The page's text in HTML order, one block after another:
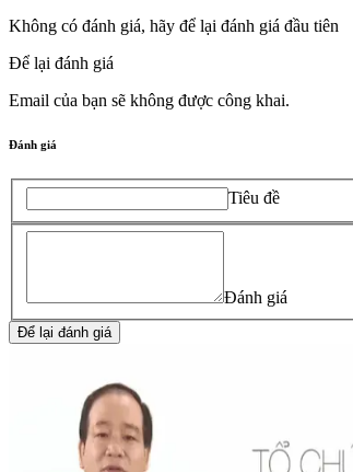
Không có đánh giá, hãy để lại đánh giá đầu tiên
Để lại đánh giá
Email của bạn sẽ không được công khai.
Đánh giá
Tiêu đề
Đánh giá
Để lại đánh giá